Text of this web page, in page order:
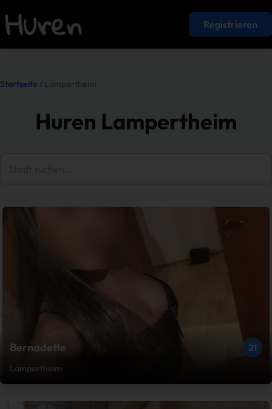
Registrieren
Startseite / Lampertheim
Huren Lampertheim
Bernadette
21
Lampertheim